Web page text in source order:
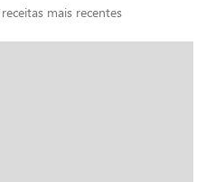
mais recentes